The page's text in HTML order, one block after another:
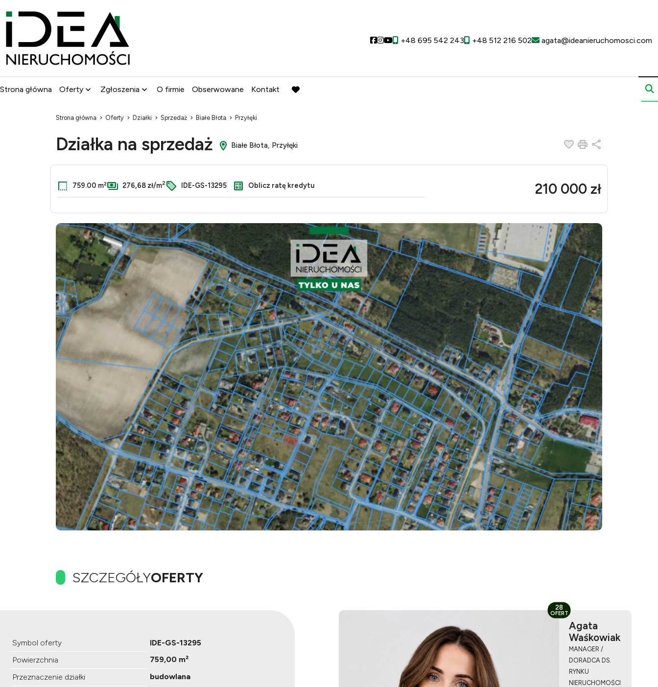
Social link
Social link
Social link
+48 695 542 243 +48 512 216 502 agata@ideanieruchomosci.com
Strona główna Oferty Zgłoszenia O firmie Obserwowane Kontakt
favorite
Strona główna Oferty Działki Sprzedaż Białe Błota Przyłęki
Działka na sprzedaż Białe Błota, Przyłęki Dodaj do ulubionych
Drukuj
759.00 m² 276,68 zł/m2 IDE-GS-13295 Oblicz ratę kredytu 210 000 zł
SZCZEGÓŁYOFERTY
Symbol oferty
IDE-GS-13295
Powierzchnia
759,00 m²
Przeznaczenie działki
budowlana
Agata
Waśkowiak
MANAGER /
DORADCA DS.
RYNKU
NIERUCHOMOŚCI
28
OFERT